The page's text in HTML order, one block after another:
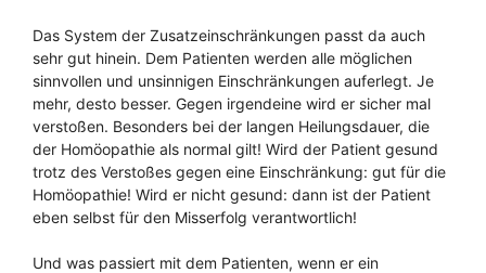
Das System der Zusatzeinschränkungen passt da auch
sehr gut hinein. Dem Patienten werden alle möglichen
sinnvollen und unsinnigen Einschränkungen auferlegt. Je
mehr, desto besser. Gegen irgendeine wird er sicher mal
verstoßen. Besonders bei der langen Heilungsdauer, die
der Homöopathie als normal gilt! Wird der Patient gesund
trotz des Verstoßes gegen eine Einschränkung: gut für die
Homöopathie! Wird er nicht gesund: dann ist der Patient
eben selbst für den Misserfolg verantwortlich!
Und was passiert mit dem Patienten, wenn er ein